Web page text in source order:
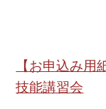
【お申込み
技能講習会